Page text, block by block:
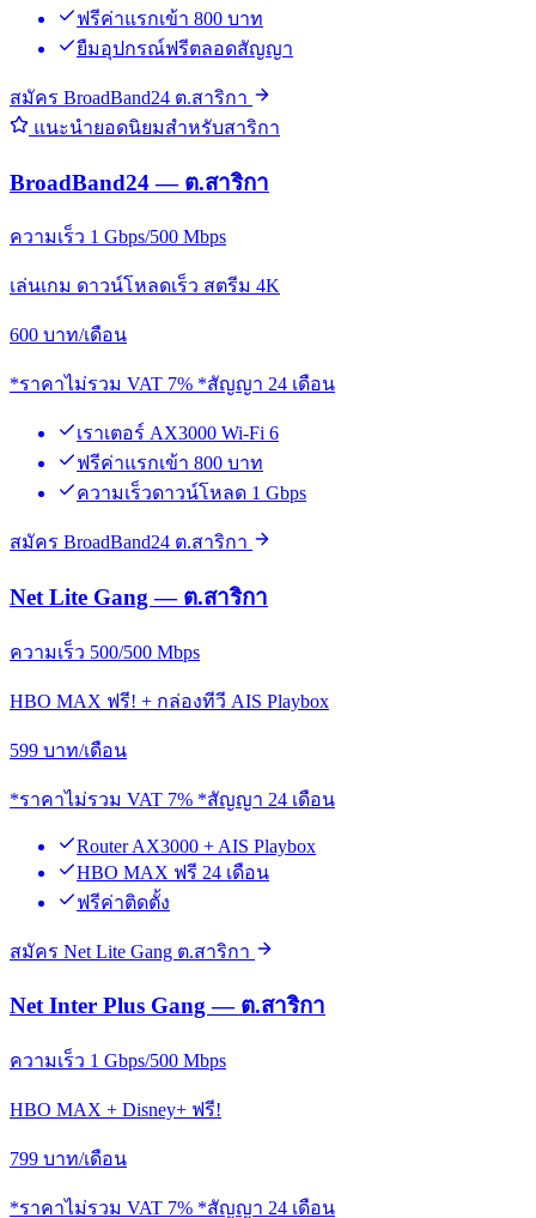
ฟรีค่าแรกเข้า 800 บาท
ยืมอุปกรณ์ฟรีตลอดสัญญา
สมัคร BroadBand24 ต.สาริกา
แนะนำยอดนิยมสำหรับสาริกา
BroadBand24 — ต.สาริกา
ความเร็ว 1 Gbps/500 Mbps
เล่นเกม ดาวน์โหลดเร็ว สตรีม 4K
600 บาท/เดือน
*ราคาไม่รวม VAT 7% *สัญญา 24 เดือน
เราเตอร์ AX3000 Wi-Fi 6
ฟรีค่าแรกเข้า 800 บาท
ความเร็วดาวน์โหลด 1 Gbps
สมัคร BroadBand24 ต.สาริกา
Net Lite Gang — ต.สาริกา
ความเร็ว 500/500 Mbps
HBO MAX ฟรี! + กล่องทีวี AIS Playbox
599 บาท/เดือน
*ราคาไม่รวม VAT 7% *สัญญา 24 เดือน
Router AX3000 + AIS Playbox
HBO MAX ฟรี 24 เดือน
ฟรีค่าติดตั้ง
สมัคร Net Lite Gang ต.สาริกา
Net Inter Plus Gang — ต.สาริกา
ความเร็ว 1 Gbps/500 Mbps
HBO MAX + Disney+ ฟรี!
799 บาท/เดือน
*ราคาไม่รวม VAT 7% *สัญญา 24 เดือน